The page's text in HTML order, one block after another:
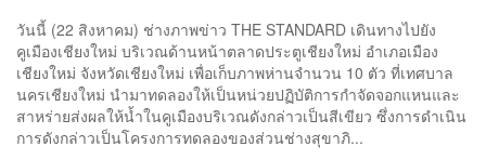
วันนี้ (22 สิงหาคม) ช่างภาพข่าว THE STANDARD เดินทางไปยัง
คูเมืองเชียงใหม่ บริเวณด้านหน้าตลาดประตูเชียงใหม่ อำเภอเมือง
เชียงใหม่ จังหวัดเชียงใหม่ เพื่อเก็บภาพห่านจำนวน 10 ตัว ที่เทศบาล
นครเชียงใหม่ นำมาทดลองให้เป็นหน่วยปฏิบัติการกำจัดจอกแหนและ
สาหร่ายส่งผลให้น้ำในคูเมืองบริเวณดังกล่าวเป็นสีเขียว ซึ่งการดำเนิน
การดังกล่าวเป็นโครงการทดลองของส่วนช่างสุขาภิ...